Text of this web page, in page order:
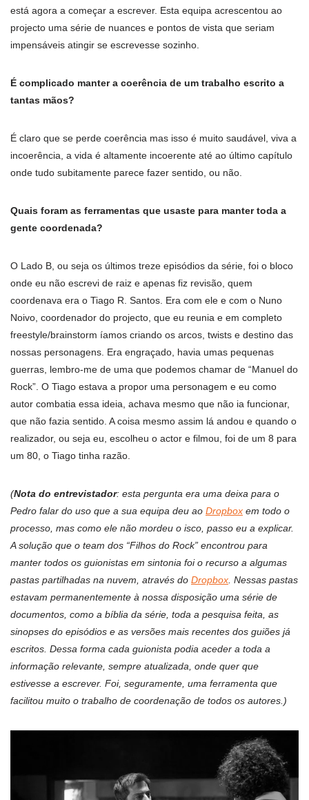
está agora a começar a escrever. Esta equipa acrescentou ao
projecto uma série de nuances e pontos de vista que seriam
impensáveis atingir se escrevesse sozinho.
É complicado manter a coerência de um trabalho escrito a
tantas mãos?
É claro que se perde coerência mas isso é muito saudável, viva a
incoerência, a vida é altamente incoerente até ao último capítulo
onde tudo subitamente parece fazer sentido, ou não.
Quais foram as ferramentas que usaste para manter toda a
gente coordenada?
O Lado B, ou seja os últimos treze episódios da série, foi o bloco
onde eu não escrevi de raiz e apenas fiz revisão, quem
coordenava era o Tiago R. Santos. Era com ele e com o Nuno
Noivo, coordenador do projecto, que eu reunia e em completo
freestyle/brainstorm íamos criando os arcos, twists e destino das
nossas personagens. Era engraçado, havia umas pequenas
guerras, lembro-me de uma que podemos chamar de “Manuel do
Rock”. O Tiago estava a propor uma personagem e eu como
autor combatia essa ideia, achava mesmo que não ia funcionar,
que não fazia sentido. A coisa mesmo assim lá andou e quando o
realizador, ou seja eu, escolheu o actor e filmou, foi de um 8 para
um 80, o Tiago tinha razão.
(Nota do entrevistador: esta pergunta era uma deixa para o
Pedro falar do uso que a sua equipa deu ao Dropbox em todo o
processo, mas como ele não mordeu o isco, passo eu a explicar.
A solução que o team dos “Filhos do Rock” encontrou para
manter todos os guionistas em sintonia foi o recurso a algumas
pastas partilhadas na nuvem, através do Dropbox . Nessas pastas
estavam permanentemente à nossa disposição uma série de
documentos, como a bíblia da série, toda a pesquisa feita, as
sinopses do episódios e as versões mais recentes dos guiões já
escritos. Dessa forma cada guionista podia aceder a toda a
informação relevante, sempre atualizada, onde quer que
estivesse a escrever. Foi, seguramente, uma ferramenta que
facilitou muito o trabalho de coordenação de todos os autores.)